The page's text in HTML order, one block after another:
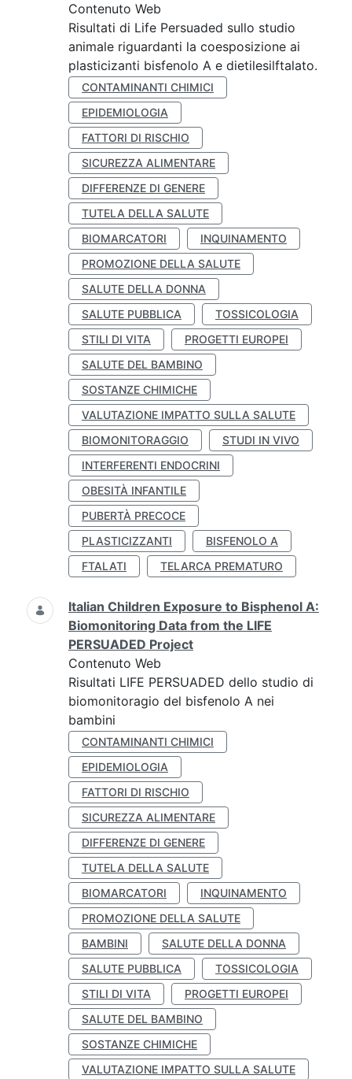
Contenuto Web
Risultati di Life Persuaded sullo studio
animale riguardanti la coesposizione ai
plasticizanti bisfenolo A e dietilesilftalato.
CONTAMINANTI CHIMICI
EPIDEMIOLOGIA
FATTORI DI RISCHIO
SICUREZZA ALIMENTARE
DIFFERENZE DI GENERE
TUTELA DELLA SALUTE
BIOMARCATORI
INQUINAMENTO
PROMOZIONE DELLA SALUTE
SALUTE DELLA DONNA
SALUTE PUBBLICA
TOSSICOLOGIA
STILI DI VITA
PROGETTI EUROPEI
SALUTE DEL BAMBINO
SOSTANZE CHIMICHE
VALUTAZIONE IMPATTO SULLA SALUTE
BIOMONITORAGGIO
STUDI IN VIVO
INTERFERENTI ENDOCRINI
OBESITÀ INFANTILE
PUBERTÀ PRECOCE
PLASTICIZZANTI
BISFENOLO A
FTALATI
TELARCA PREMATURO
Italian Children Exposure to Bisphenol A:
Biomonitoring Data from the LIFE
PERSUADED Project
Contenuto Web
Risultati LIFE PERSUADED dello studio di
biomonitoragio del bisfenolo A nei
bambini
CONTAMINANTI CHIMICI
EPIDEMIOLOGIA
FATTORI DI RISCHIO
SICUREZZA ALIMENTARE
DIFFERENZE DI GENERE
TUTELA DELLA SALUTE
BIOMARCATORI
INQUINAMENTO
PROMOZIONE DELLA SALUTE
BAMBINI
SALUTE DELLA DONNA
SALUTE PUBBLICA
TOSSICOLOGIA
STILI DI VITA
PROGETTI EUROPEI
SALUTE DEL BAMBINO
SOSTANZE CHIMICHE
VALUTAZIONE IMPATTO SULLA SALUTE